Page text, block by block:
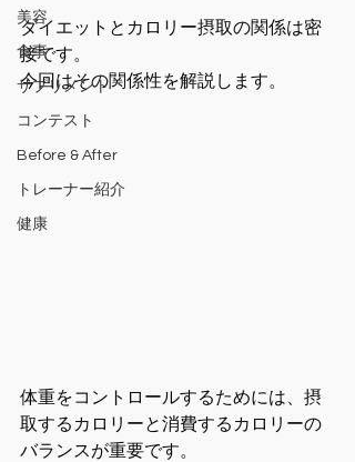
美容
食事
サプリメント
コンテスト
Before & After
トレーナー紹介
健康
ダイエットとカロリー摂取の関係は密
接です。
今回はその関係性を解説します。
体重をコントロールするためには、摂
取するカロリーと消費するカロリーの
バランスが重要です。